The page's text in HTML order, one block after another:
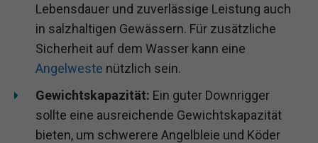
Lebensdauer und zuverlässige Leistung auch
in salzhaltigen Gewässern. Für zusätzliche
Sicherheit auf dem Wasser kann eine
Angelweste nützlich sein.
Gewichtskapazität: Ein guter Downrigger
sollte eine ausreichende Gewichtskapazität
bieten, um schwerere Angelbleie und Köder